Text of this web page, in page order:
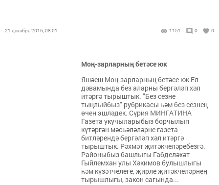
21 декабрь 2016, 08:01 1151 0 0
Моң-зарларның бетәсе юк
Яшәеш Моң-зарларның бетәсе юк Ел
дәвамында без аларны бергәләп хәл
итәргә тырыштык. "Без сезне
тыңлыйбыз" рубрикасы һәм без сезнең
өчен эшләдек. Сүрия МИНГАТИНА
Газета укучыларыбыз борчылып
күтәргән мәсьәләләрне газета
битләрендә бергәләп хәл итәргә
тырыштык. Рәхмәт җитәкчеләребезгә.
Районыбыз башлыгы Габделәхәт
Гыйлемхан улы Хәкимов булышлыгы
һәм күзәтчелеге, җирле җитәкчеләрнең
тырышлыгы, закон сагында...